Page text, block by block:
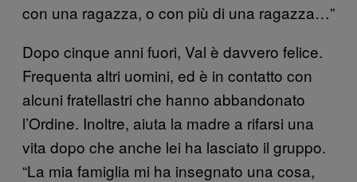
con una ragazza, o con più di una ragazza…”
Dopo cinque anni fuori, Val è davvero felice.
Frequenta altri uomini, ed è in contatto con
alcuni fratellastri che hanno abbandonato
l’Ordine. Inoltre, aiuta la madre a rifarsi una
vita dopo che anche lei ha lasciato il gruppo.
“La mia famiglia mi ha insegnato una cosa,